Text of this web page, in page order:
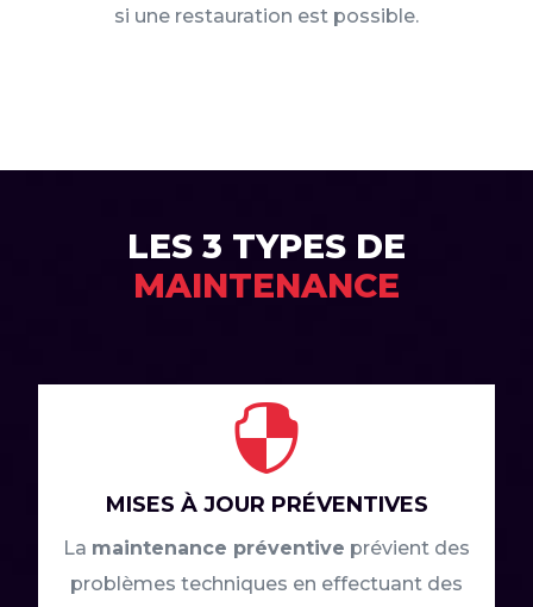
si une restauration est possible.
LES 3 TYPES DE
MAINTENANCE

MISES À JOUR PRÉVENTIVES
La maintenance préventive prévient des
problèmes techniques en effectuant des